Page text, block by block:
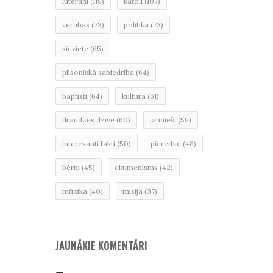
vērtības (73) politika (73)
sieviete (65)
pilsoniskā sabiedrība (64)
baptisti (64) kultūra (61)
draudzes dzīve (60) jaunieši (59)
interesanti fakti (50) pieredze (48)
bērni (45) ekumenisms (42)
mūzika (40) misija (37)
JAUNĀKIE KOMENTĀRI